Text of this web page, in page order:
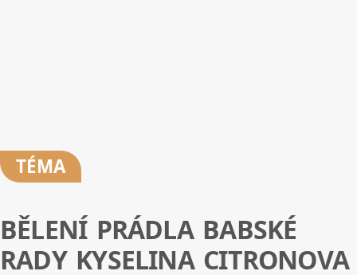
TÉMA
BĚLENÍ PRÁDLA BABSKÉ
RADY KYSELINA CITRONOVA